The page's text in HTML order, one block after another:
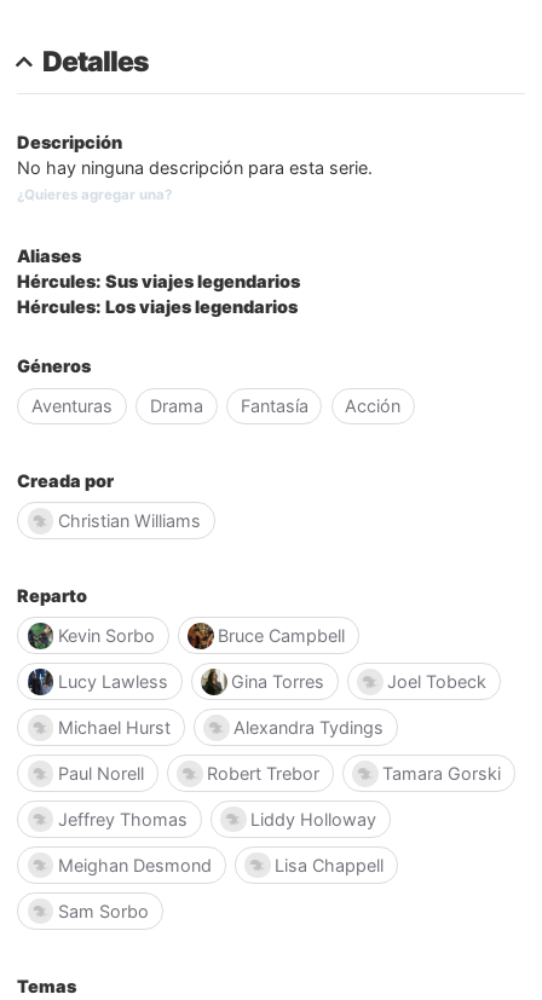
Detalles
Descripción
No hay ninguna descripción para esta serie.
¿Quieres agregar una?
Aliases
Hércules: Sus viajes legendarios
Hércules: Los viajes legendarios
Géneros
Aventuras
Drama Fantasía Acción
Creada por
Christian Williams
Reparto
Kevin Sorbo
Bruce Campbell
Lucy Lawless Gina Torres Joel Tobeck
Michael Hurst Alexandra Tydings
Paul Norell Robert Trebor Tamara Gorski
Jeffrey Thomas Liddy Holloway
Meighan Desmond Lisa Chappell
Sam Sorbo
Temas